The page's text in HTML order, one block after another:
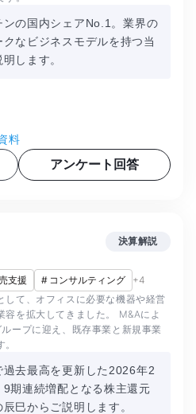
の国内シェアNo.1。業界の
なビジネスモデルを持つ当
します。
料
アンケート回答
決算解説
支援 # コンサルティング +4
して、オフィスに必要な機器や経営
を拡大してきました。 M&Aによ
ープに迎え、既存事業と新規事業
去最高を更新した2026年2
期連続増配となる株主還元
巳からご説明します。